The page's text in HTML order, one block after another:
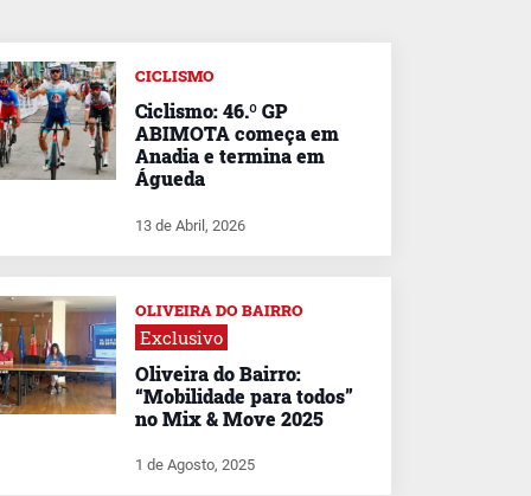
CICLISMO
Ciclismo: 46.º GP
ABIMOTA começa em
Anadia e termina em
Águeda
13 de Abril, 2026
OLIVEIRA DO BAIRRO
Exclusivo
Oliveira do Bairro:
“Mobilidade para todos”
no Mix & Move 2025
1 de Agosto, 2025